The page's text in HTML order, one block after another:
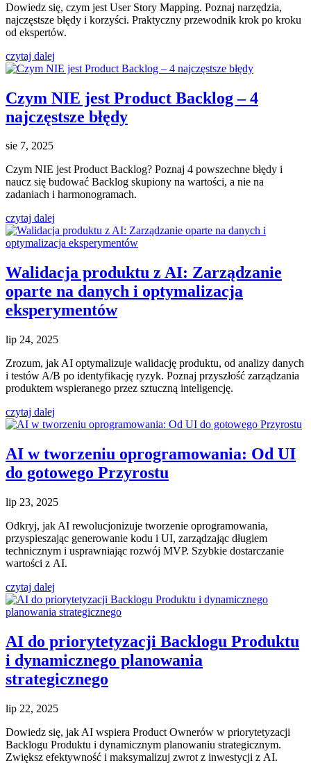
Dowiedz się, czym jest User Story Mapping. Poznaj narzędzia,
najczęstsze błędy i korzyści. Praktyczny przewodnik krok po kroku
od ekspertów.
czytaj dalej
Czym NIE jest Product Backlog – 4
najczęstsze błędy
sie 7, 2025
Czym NIE jest Product Backlog? Poznaj 4 powszechne błędy i
naucz się budować Backlog skupiony na wartości, a nie na
zadaniach i harmonogramach.
czytaj dalej
Walidacja produktu z AI: Zarządzanie
oparte na danych i optymalizacja
eksperymentów
lip 24, 2025
Zrozum, jak AI optymalizuje walidację produktu, od analizy danych
i testów A/B po identyfikację ryzyk. Poznaj przyszłość zarządzania
produktem wspieranego przez sztuczną inteligencję.
czytaj dalej
AI w tworzeniu oprogramowania: Od UI
do gotowego Przyrostu
lip 23, 2025
Odkryj, jak AI rewolucjonizuje tworzenie oprogramowania,
przyspieszając generowanie kodu i UI, zarządzając długiem
technicznym i usprawniając rozwój MVP. Szybkie dostarczanie
wartości z AI.
czytaj dalej
AI do priorytetyzacji Backlogu Produktu
i dynamicznego planowania
strategicznego
lip 22, 2025
Dowiedz się, jak AI wspiera Product Ownerów w priorytetyzacji
Backlogu Produktu i dynamicznym planowaniu strategicznym.
Zwiększ efektywność i maksymalizuj zwrot z inwestycji z AI.